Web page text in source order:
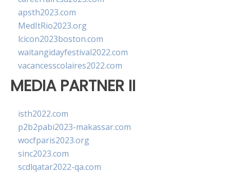
apsth2023.com
MedItRio2023.org
lcicon2023boston.com
waitangidayfestival2022.com
vacancesscolaires2022.com
MEDIA PARTNER II
isth2022.com
p2b2pabi2023-makassar.com
wocfparis2023.org
sinc2023.com
scdlqatar2022-qa.com